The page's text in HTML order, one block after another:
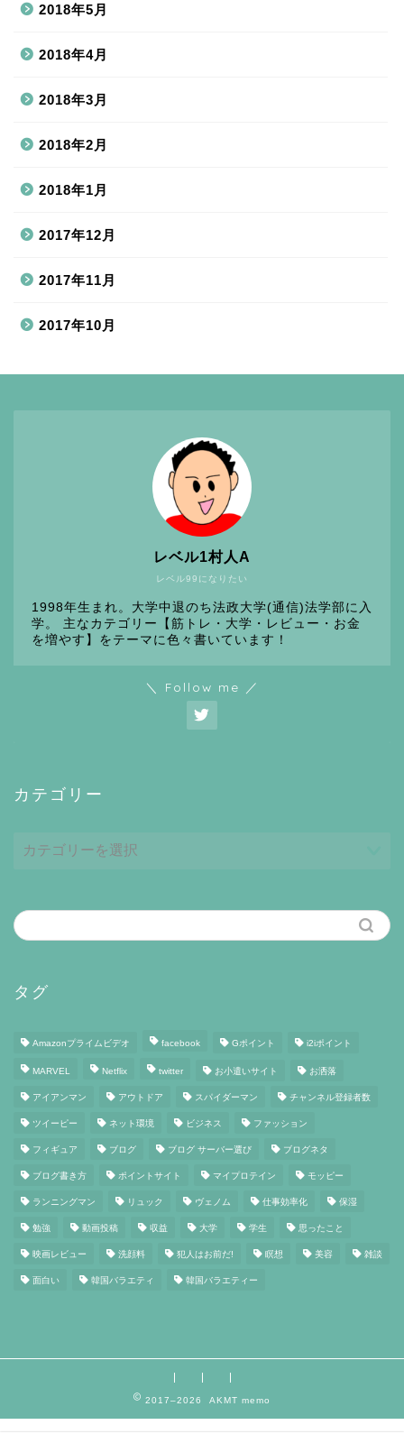
2018年5月
2018年4月
2018年3月
2018年2月
2018年1月
2017年12月
2017年11月
2017年10月
レベル99になりたい
レベル1村人A
1998年生まれ。大学中退のち法政大学(通信)法学部に入
学。 主なカテゴリー【筋トレ・大学・レビュー・お金
を増やす】をテーマに色々書いています！
＼ Follow me ／
カテゴリー
テ
ー
タグ
Amazonプライムビデオ facebook Gポイント i2iポイント
MARVEL Netflix twitter お小遣いサイト お洒落
アイアンマン アウトドア スパイダーマン チャンネル登録者数
ツイーピー ネット環境 ビジネス ファッション
フィギュア ブログ ブログ サーバー選び ブログネタ
ブログ書き方 ポイントサイト マイプロテイン モッピー
ランニングマン リュック ヴェノム 仕事効率化 保湿
勉強 動画投稿 収益 大学 学生 思ったこと
映画レビュー 洗顔料 犯人はお前だ! 瞑想 美容 雑談
面白い 韓国バラエティ 韓国バラエティー
2017–2026 AKMT memo